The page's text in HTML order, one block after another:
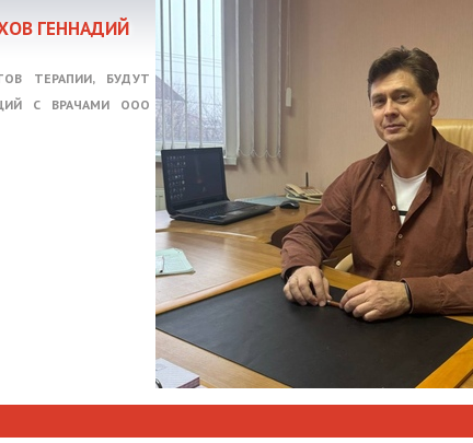
ГЕННАДИЙ
ТЕРАПИИ, БУДУТ
С ВРАЧАМИ ООО